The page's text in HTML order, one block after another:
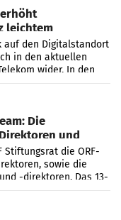
leichtem
auf den Digitalstandort
in den aktuellen
wider. In den
des laufenden Jahres
Die
und
Stiftungsrat die ORF-
sowie die
-direktoren. Das 13-
ab 1. Jänner 2027